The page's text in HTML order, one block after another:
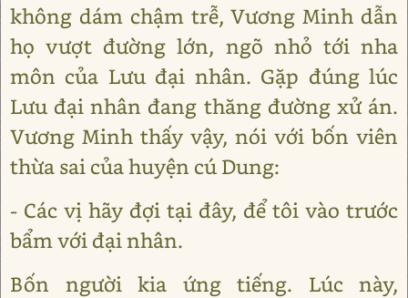
không dám chậm trễ, Vương Minh dẫn
họ vượt đường lớn, ngõ nhỏ tới nha
môn của Lưu đại nhân. Gặp đúng lúc
Lưu đại nhân đang thăng đường xử án.
Vương Minh thấy vậy, nói với bốn viên
thừa sai của huyện cú Dung:
- Các vị hãy đợi tại đây, để tôi vào trước
bẩm với đại nhân.
Bốn người kia ứng tiếng. Lúc này,